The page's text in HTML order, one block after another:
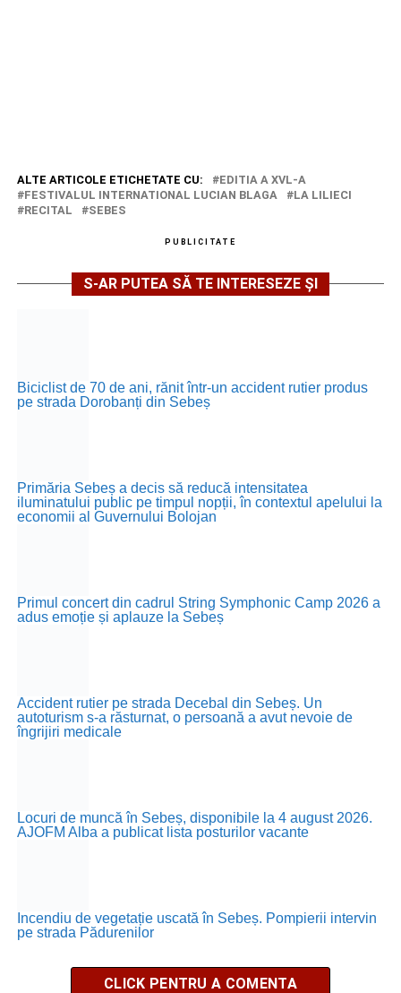
ALTE ARTICOLE ETICHETATE CU:
EDITIA A XVL-A
FESTIVALUL INTERNATIONAL LUCIAN BLAGA
LA LILIECI
RECITAL
SEBES
PUBLICITATE
S-AR PUTEA SĂ TE INTERESEZE ȘI
Biciclist de 70 de ani, rănit într-un accident rutier produs
pe strada Dorobanți din Sebeș
Primăria Sebeș a decis să reducă intensitatea
iluminatului public pe timpul nopții, în contextul apelului la
economii al Guvernului Bolojan
Primul concert din cadrul String Symphonic Camp 2026 a
adus emoție și aplauze la Sebeș
Accident rutier pe strada Decebal din Sebeș. Un
autoturism s-a răsturnat, o persoană a avut nevoie de
îngrijiri medicale
Locuri de muncă în Sebeș, disponibile la 4 august 2026.
AJOFM Alba a publicat lista posturilor vacante
Incendiu de vegetație uscată în Sebeș. Pompierii intervin
pe strada Pădurenilor
CLICK PENTRU A COMENTA